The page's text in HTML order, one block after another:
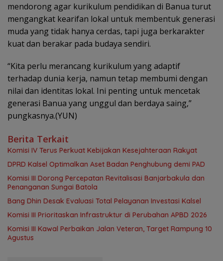
mendorong agar kurikulum pendidikan di Banua turut
mengangkat kearifan lokal untuk membentuk generasi
muda yang tidak hanya cerdas, tapi juga berkarakter
kuat dan berakar pada budaya sendiri.
“Kita perlu merancang kurikulum yang adaptif
terhadap dunia kerja, namun tetap membumi dengan
nilai dan identitas lokal. Ini penting untuk mencetak
generasi Banua yang unggul dan berdaya saing,”
pungkasnya.(YUN)
Berita Terkait
Komisi IV Terus Perkuat Kebijakan Kesejahteraan Rakyat
‎DPRD Kalsel Optimalkan Aset Badan Penghubung demi PAD
‎Komisi III Dorong Percepatan Revitalisasi Banjarbakula dan
Penanganan Sungai Batola
‎Bang Dhin Desak Evaluasi Total Pelayanan Investasi Kalsel
‎Komisi III Prioritaskan Infrastruktur di Perubahan APBD 2026
Komisi III Kawal Perbaikan Jalan Veteran, Target Rampung 10
Agustus